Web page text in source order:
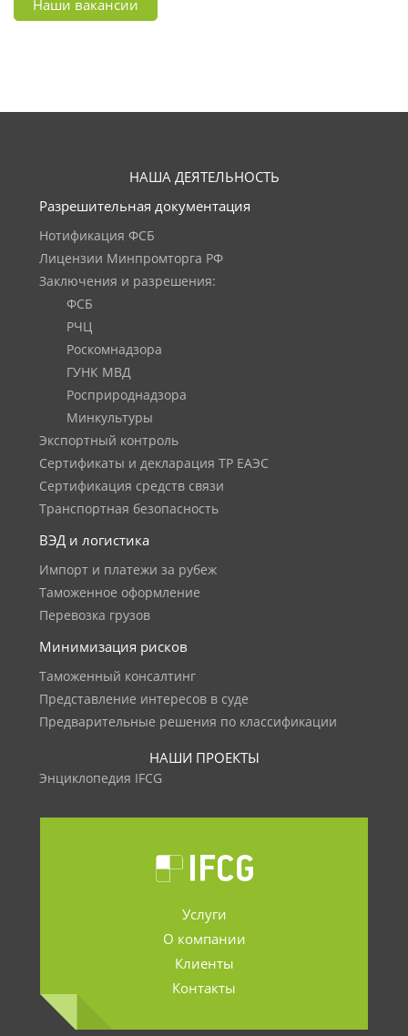
Наши вакансии
НАША ДЕЯТЕЛЬНОСТЬ
Разрешительная документация
Нотификация ФСБ
Лицензии Минпромторга РФ
Заключения и разрешения:
ФСБ
РЧЦ
Роскомнадзора
ГУНК МВД
Росприроднадзора
Минкультуры
Экспортный контроль
Сертификаты и декларация ТР ЕАЭС
Сертификация средств связи
Транспортная безопасность
ВЭД и логистика
Импорт и платежи за рубеж
Таможенное оформление
Перевозка грузов
Минимизация рисков
Таможенный консалтинг
Представление интересов в суде
Предварительные решения по классификации
НАШИ ПРОЕКТЫ
Энциклопедия IFCG
Услуги
О компании
Клиенты
Контакты